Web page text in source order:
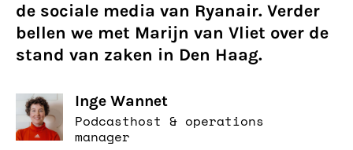
de sociale media van Ryanair. Verder
bellen we met Marijn van Vliet over de
stand van zaken in Den Haag.
Inge Wannet
Podcasthost & operations
manager